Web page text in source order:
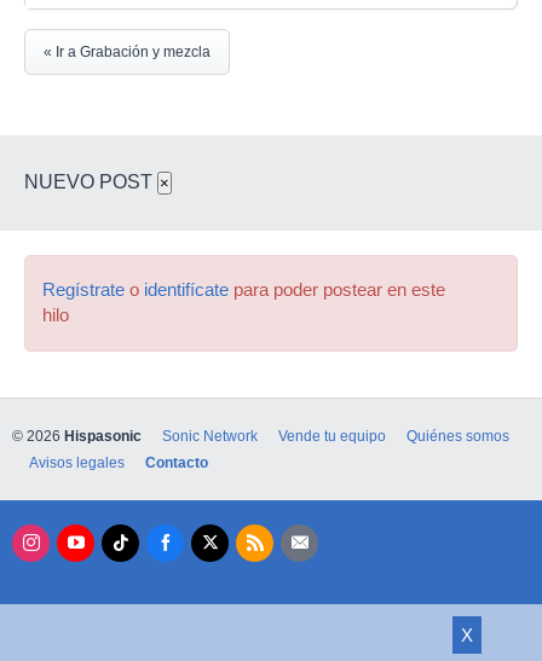
« Ir a Grabación y mezcla
NUEVO POST ×
Regístrate o identifícate para poder postear en este
hilo
X
© 2026 Hispasonic Sonic Network Vende tu equipo
Quiénes somos
Avisos legales
Contacto